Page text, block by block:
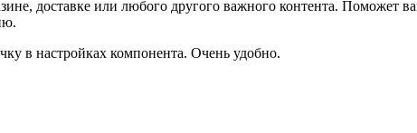
доставке или любого другого важного контента. Поможет
в настройках компонента. Очень удобно.